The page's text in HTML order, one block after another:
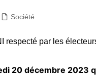
Société
20 décembre 2023